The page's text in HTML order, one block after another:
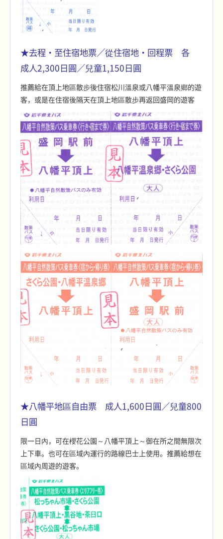
★去程・至住宿地票／從住宿地・回程票 各
成人2,300日圓／兒童1,150日圓
推薦給在頂上地區散步後住宿松川溫泉或八幡平溫泉鄉的遊
客，或是在住宿後隔天在頂上地區散步再返回盛岡的遊客
★八幡平地區自由票 成人1,600日圓／兒童800
日圓
限一日內，可在櫻花公園～八幡平頂上～御在所之間無限次
上下車。也可在區域內運行的路線巴士上使用。推薦給想在
區域內周遊的遊客。